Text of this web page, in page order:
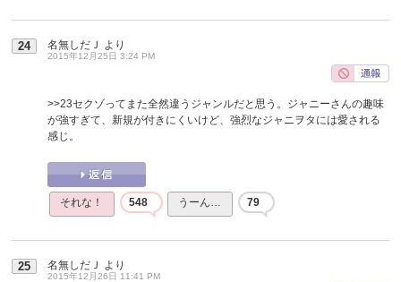
24 名無しだＪ より
2015年12月25日 3:24 PM
>>23セクゾってまた全然違うジャンルだと思う。ジャニーさんの趣味
が強すぎて、新規が付きにくいけど、強烈なジャニヲタには愛される
感じ。
それな！ 548 うーん… 79
25 名無しだＪ より
2015年12月26日 11:41 PM